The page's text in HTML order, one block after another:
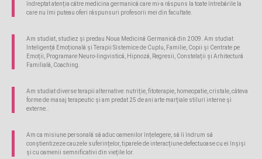
îndreptat atenția către medicina germanică care mi-a răspuns la toate întrebările la
care nu îmi puteau oferi răspunsuri profesorii mei din facultate.
Am studiat, studiez și predau Noua Medicină Germanică din 2009. Am studiat
Inteligență Emoțională și Terapii Sistemice de Cuplu, Familie, Copii și Centrate pe
Emoții, Programare Neuro-lingvistică, Hipnoză, Regresii, Constelații și Arhitectură
Familială, Coaching.
Am studiat diverse terapii alternative: nutriție, fitoterapie, homeopatie, cristale, câteva
forme de masaj terapeutic și am predat 25 de ani arte marțiale stiluri interne și
externe..
Am ca misiune personală să aduc oamenilor înțelegere, să îi îndrum să
conștientizeze cauzele suferințelor, tiparele de interacțiune defectuoase cu ei înșiși
și cu oamenii semnificativi din viețile lor.